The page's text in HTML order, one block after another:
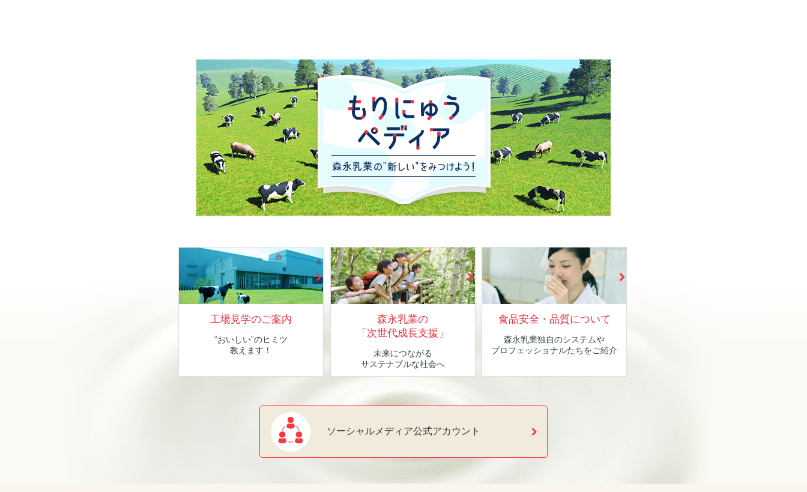
工場見学のご案内
“おいしい”のヒミツ
教えます！
森永乳業の
「次世代成長支援」
未来につながる
サステナブルな社会へ
食品安全・品質について
森永乳業独自のシステムや
プロフェッショナルたちをご紹介
ソーシャルメディア公式アカウント